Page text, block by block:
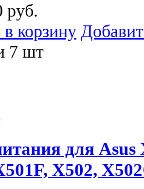
руб.
корзину
7 шт
для
X502,